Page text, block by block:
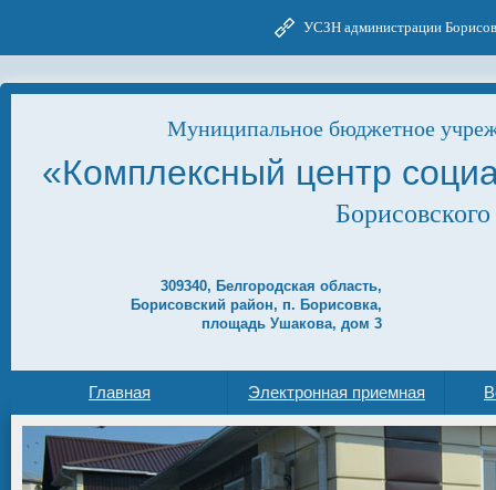
УСЗН администрации
Муниципальное бюджетное
«Комплексный центр
309340, Белгородская область,
Борисовский район, п. Борисовка,
площадь Ушакова, дом 3
Главная Электронная приемная